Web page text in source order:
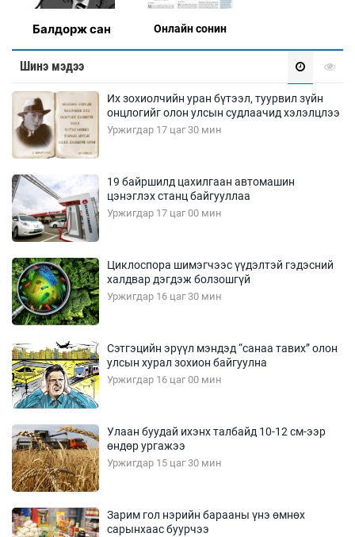
Балдорж сан Онлaйн сонин
Шинэ мэдээ
Их зохиолчийн уран бүтээл, туурвил зүйн
онцлогийг олон улсын судлаачид хэлэлцлээ
Уржигдар 17 цаг 30 мин
19 байршилд цахилгаан автомашин
цэнэглэх станц байгууллаа
Уржигдар 17 цаг 00 мин
Циклоспора шимэгчээс үүдэлтэй гэдэсний
халдвар дэгдэж болзошгүй
Уржигдар 16 цаг 30 мин
Сэтгэцийн эрүүл мэндэд “санаа тавих” олон
улсын хурал зохион байгуулна
Уржигдар 16 цаг 00 мин
Улаан буудай ихэнх талбайд 10-12 см-ээр
өндөр ургажээ
Уржигдар 15 цаг 30 мин
Зарим гол нэрийн барааны үнэ өмнөх
сарынхаас буурчээ